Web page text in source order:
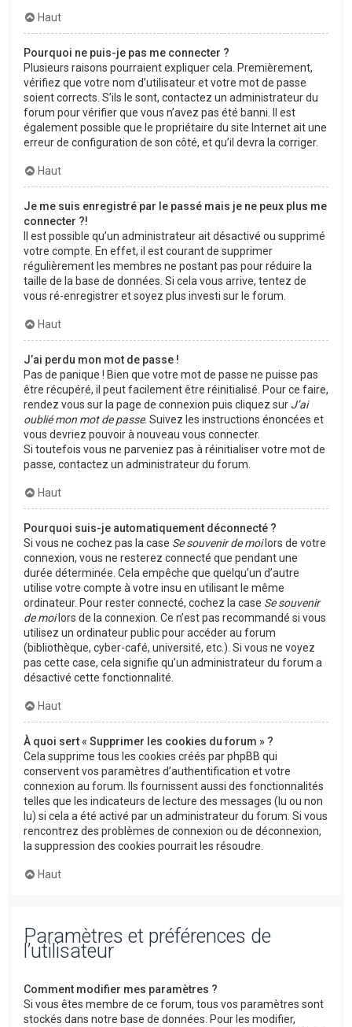
Haut
Pourquoi ne puis-je pas me connecter ?
Plusieurs raisons pourraient expliquer cela. Premièrement,
vérifiez que votre nom d’utilisateur et votre mot de passe
soient corrects. S’ils le sont, contactez un administrateur du
forum pour vérifier que vous n’avez pas été banni. Il est
également possible que le propriétaire du site Internet ait une
erreur de configuration de son côté, et qu’il devra la corriger.
Haut
Je me suis enregistré par le passé mais je ne peux plus me
connecter ?!
Il est possible qu’un administrateur ait désactivé ou supprimé
votre compte. En effet, il est courant de supprimer
régulièrement les membres ne postant pas pour réduire la
taille de la base de données. Si cela vous arrive, tentez de
vous ré-enregistrer et soyez plus investi sur le forum.
Haut
J’ai perdu mon mot de passe !
Pas de panique ! Bien que votre mot de passe ne puisse pas
être récupéré, il peut facilement être réinitialisé. Pour ce faire,
rendez vous sur la page de connexion puis cliquez sur J’ai
oublié mon mot de passe. Suivez les instructions énoncées et
vous devriez pouvoir à nouveau vous connecter.
Si toutefois vous ne parveniez pas à réinitialiser votre mot de
passe, contactez un administrateur du forum.
Haut
Pourquoi suis-je automatiquement déconnecté ?
Si vous ne cochez pas la case Se souvenir de moilors de votre
connexion, vous ne resterez connecté que pendant une
durée déterminée. Cela empêche que quelqu’un d’autre
utilise votre compte à votre insu en utilisant le même
ordinateur. Pour rester connecté, cochez la case Se souvenir
de moilors de la connexion. Ce n’est pas recommandé si vous
utilisez un ordinateur public pour accéder au forum
(bibliothèque, cyber-café, université, etc.). Si vous ne voyez
pas cette case, cela signifie qu’un administrateur du forum a
désactivé cette fonctionnalité.
Haut
À quoi sert « Supprimer les cookies du forum » ?
Cela supprime tous les cookies créés par phpBB qui
conservent vos paramètres d’authentification et votre
connexion au forum. Ils fournissent aussi des fonctionnalités
telles que les indicateurs de lecture des messages (lu ou non
lu) si cela a été activé par un administrateur du forum. Si vous
rencontrez des problèmes de connexion ou de déconnexion,
la suppression des cookies pourrait les résoudre.
Haut
Paramètres et préférences de
l’utilisateur
Comment modifier mes paramètres ?
Si vous êtes membre de ce forum, tous vos paramètres sont
stockés dans notre base de données. Pour les modifier,